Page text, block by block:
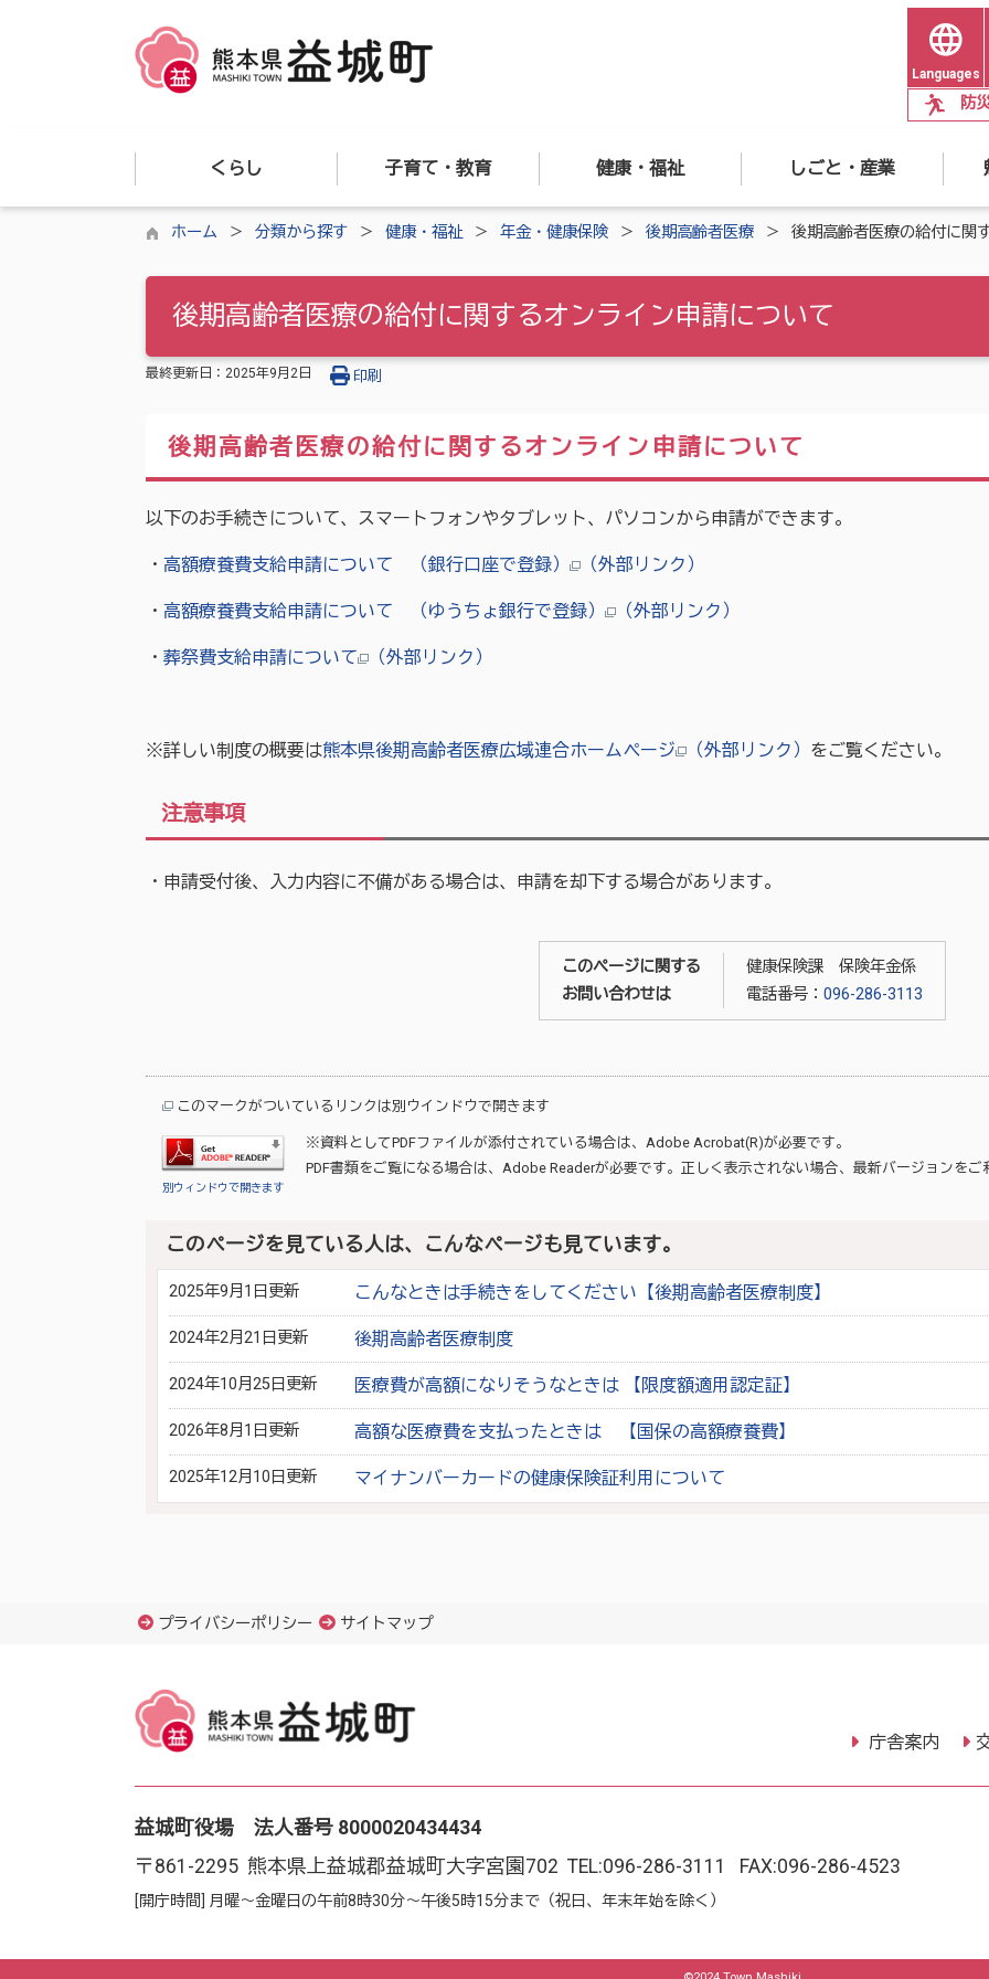
Languages
防
くらし 子育て・教育 健康・福祉 しごと・産業
ホーム 分類から探す 健康・福祉 年金・健康保険 後期高齢者医療 後期高齢者医療の給付に関
後期高齢者医療の給付に関するオンライン申請について
最終更新日： 2025年9月2日 印刷
後期高齢者医療の給付に関するオンライン申請について
以下のお手続きについて、スマートフォンやタブレット、パソコンから申請ができます。
・ 高額療養費支給申請について （銀行口座で登録） （外部リンク）
・ 高額療養費支給申請について （ゆうちょ銀行で登録） （外部リンク）
・ 葬祭費支給申請について （外部リンク）
※詳しい制度の概要は熊本県後期高齢者医療広域連合ホームページ （外部リンク） をご覧ください。
注意事項
・申請受付後、入力内容に不備がある場合は、申請を却下する場合があります。
このページに関する
お問い合わせは
健康保険課 保険年金係
電話番号： 096-286-3113
このマークがついているリンクは別ウインドウで開きます
別ウィンドウで開きます
※資料としてPDFファイルが添付されている場合は、 Adobe Acrobat(R)が必要です。
PDF書類をご覧になる場合は、 Adobe Readerが必要です。正しく表示されない場合、最新バージョンをご
このページを見ている人は、こんなページも見ています。
2025年9月1日更新 こんなときは手続きをしてください【後期高齢者医療制度】
2024年2月21日更新 後期高齢者医療制度
2024年10月25日更新 医療費が高額になりそうなときは 【限度額適用認定証】
2026年8月1日更新 高額な医療費を支払ったときは 【国保の高額療養費】
2025年12月10日更新 マイナンバーカードの健康保険証利用について
プライバシーポリシー サイトマップ
庁舎案内
益城町役場 法人番号 8000020434434
〒861-2295 熊本県上益城郡益城町大字宮園702 TEL:096-286-3111 FAX:096-286-4523
[開庁時間] 月曜～金曜日の午前8時30分～午後5時15分まで（祝日、年末年始を除く）